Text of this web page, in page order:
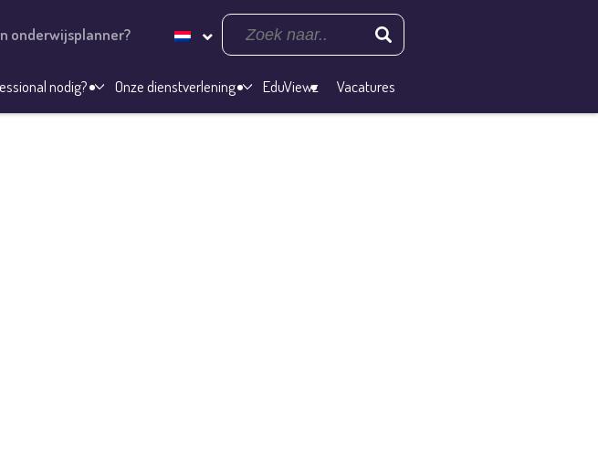
onderwijsplanner?
nodig? Onze dienstverlening EduViewz Vacatures